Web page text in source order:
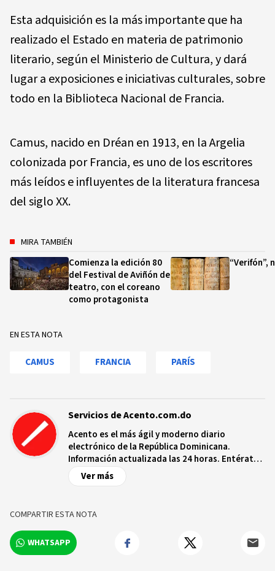
Esta adquisición es la más importante que ha
realizado el Estado en materia de patrimonio
literario, según el Ministerio de Cultura, y dará
lugar a exposiciones e iniciativas culturales, sobre
todo en la Biblioteca Nacional de Francia.
Camus, nacido en Dréan en 1913, en la Argelia
colonizada por Francia, es uno de los escritores
más leídos e influyentes de la literatura francesa
del siglo XX.
MIRA TAMBIÉN
Comienza la edición 80
del Festival de Aviñón de
teatro, con el coreano
como protagonista
“Verifón”,
EN ESTA NOTA
CAMUS FRANCIA PARÍS
Servicios de Acento.com.do
Acento es el más ágil y moderno diario
electrónico de la República Dominicana.
Información actualizada las 24 horas. Entérate
de las noticias y sucesos más importantes a
nivel nacional e internacional, videos y fotos
relevantes en tiempo real.
Ver más
COMPARTIR ESTA NOTA
WHATSAPP